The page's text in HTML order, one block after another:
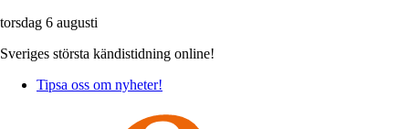
torsdag 6 augusti
Sveriges största kändistidning online!
Tipsa oss om nyheter!